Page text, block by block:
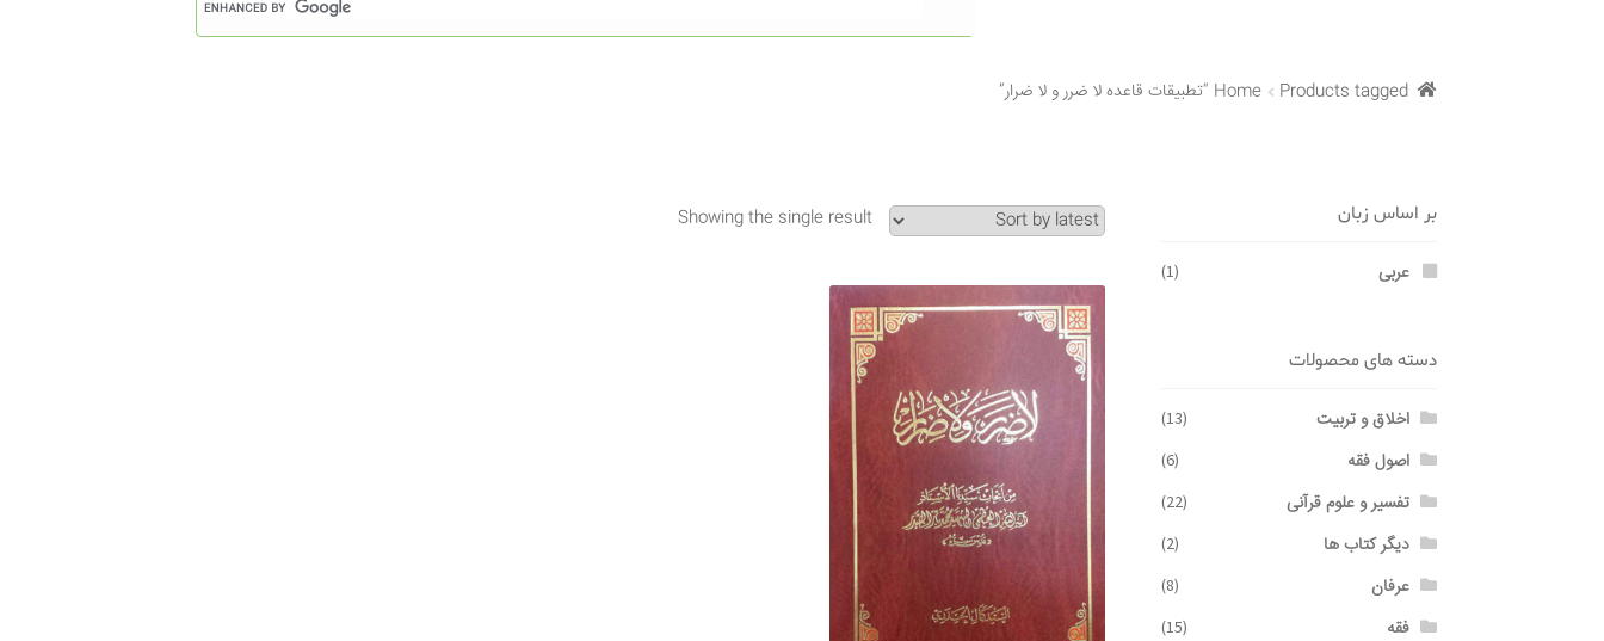
Home Products tagged “تطبیقات قاعده لا ضرر و لا ضرار”
Showing the single result بر اساس زبان
عربی (1)
دسته های محصولات
اخلاق و تربیت (13)
اصول فقه (6)
تفسیر و علوم قرآنی (22)
دیگر کتاب ها (2)
عرفان (8)
فقه (15)